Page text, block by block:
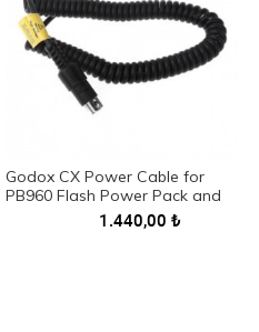
Godox CX Power Cable for
PB960 Flash Power Pack and
Canon Speedlite1.440,00 ₺